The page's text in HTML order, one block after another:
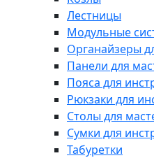
Лестницы
Модульные
Органайзеры
Панели для
Пояса для
Рюкзаки для
Столы для
Сумки для
Табуретки